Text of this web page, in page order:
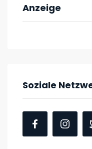
Anzeige
Soziale